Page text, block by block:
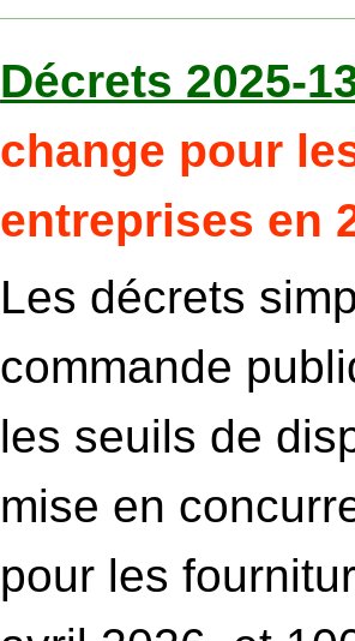
Décrets 2025-
change pour
entreprises en
Les décrets
commande
les seuils de
mise en
pour les